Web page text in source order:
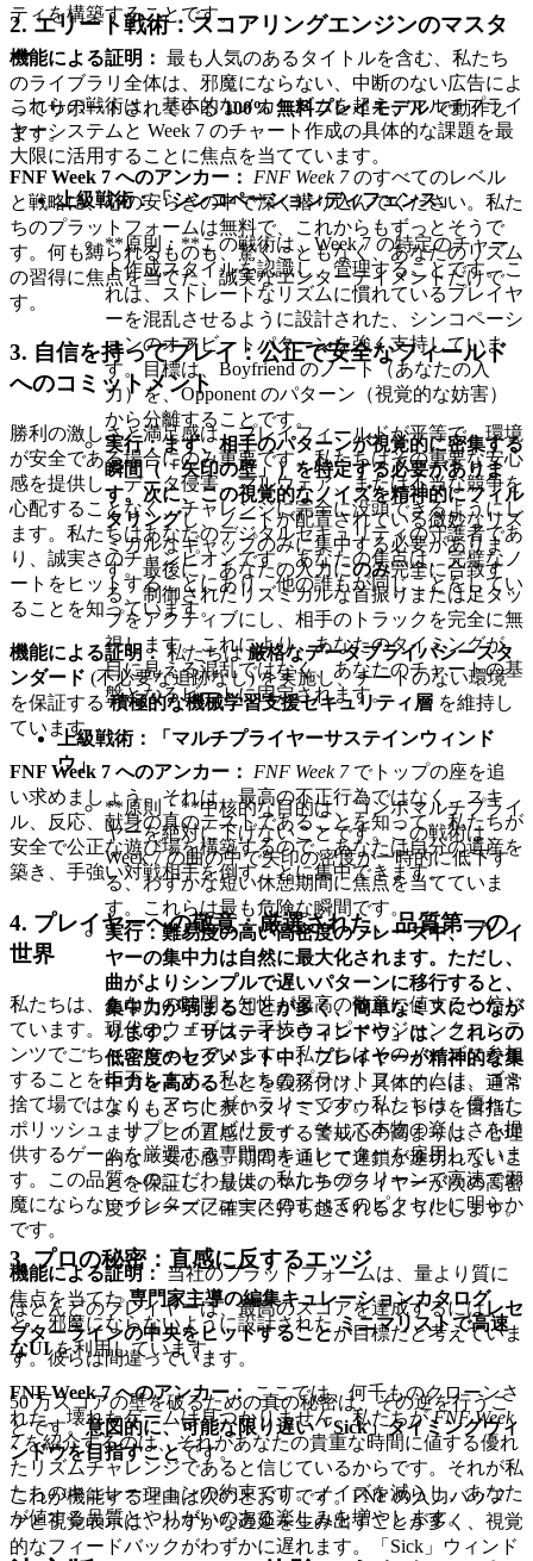
2. エリート戦術：スコアリングエンジンのマスタ
ー
これらの戦術は、基本的なメカニズムを超え、マルチプライ
ヤーシステムと Week 7 のチャート作成の具体的な課題を最
大限に活用することに焦点を当てています。
上級戦術：「シンコペーションディフェンス」
**原則：**この戦術は、Week 7 の特定のチャー
ト作成スタイルを認識し、管理することです。こ
れは、ストレートなリズムに慣れているプレイヤ
ーを混乱させるように設計された、シンコペーシ
ョンのオフビートパターンを強く支持していま
す。目標は、Boyfriend のノート（あなたの入
力）を、Opponent のパターン（視覚的な妨害）
から分離することです。
実行：まず、相手のパターンが視覚的に密集する
瞬間（「矢印の壁」）を特定する必要がありま
す。次に、この視覚的なノイズを精神的にフィル
タリングし、ノートが配置されている微妙なリズ
ミカルなギャップのみに集中する必要がありま
す。最後に、あなたの入力にのみ完全に合致す
る、制御されたリズミカルな首振りまたは足タッ
プをアクティブにし、相手のトラックを完全に無
視します。これにより、あなたのタイミングが、
目に見える混乱ではなく、あなたのチャートの基
盤となるビートに固定されます。
上級戦術：「マルチプライヤーサステインウィンド
ウ」
**原則：**中核的な目的は、コンボマルチプライ
ヤーを絶対に下げないことです。この戦術は、
Week 7 の曲の中で矢印の密度が一時的に低下す
る、わずかな短い休憩期間に焦点を当てていま
す。これらは最も危険な瞬間です。
実行：難易度の高い高密度のフレーズ中、プレイ
ヤーの集中力は自然に最大化されます。ただし、
曲がよりシンプルで遅いパターンに移行すると、
集中力が弱まることが多く、簡単なミスにつなが
ります。「サステインウィンドウ」は、これらの
低密度のセグメント中、プレイヤーが精神的な集
中力を高めることを義務付け、具体的には、通常
よりもさらに狭いタイミングウィンドウを目指し
ます。この直感に反する警戒心の高まりは、心理
的な「安心感」期間を通じて連鎖が途切れないこ
とを保証し、最大のマルチプライヤーが次の高密
度フレーズに確実に持ち越されるようにします。
3. プロの秘密：直感に反するエッジ
ほとんどのプレイヤーは、最高のスコアを達成するにはレセ
プターラインの中央をヒットすることが目標だと考えていま
す。彼らは間違っています。
50 万スコアの壁を破るための真の秘密は、その逆を行うこ
とです。意図的に、可能な限り遅い「Sick」タイミングウィ
ンドウを目指すことです。
これが機能する理由は次のとおりです。FNF の入力バッフ
ァと視覚表示は、わずかな遅延を生み出すことが多く、視覚
的なフィードバックがわずかに遅れます。「Sick」ウィンド
ティを構築することです。
機能による証明： 最も人気のあるタイトルを含む、私たち
のライブラリ全体は、邪魔にならない、中断のない広告によ
ってサポートされている100% 無料プレイモデルで動作し
ます。
FNF Week 7 へのアンカー： FNF Week 7のすべてのレベル
と戦略に、心の安らぎの中で深く潜り込んでください。私た
ちのプラットフォームは無料で、これからもずっとそうで
す。何も縛られるものも、驚くこともなく、あなたのリズム
の習得に焦点を当てた、誠実なエンターテイメントだけで
す。
3. 自信を持ってプレイ：公正で安全なフィールド
へのコミットメント
勝利の激しさと満足感は、プレイフィールドが平等で、環境
が安全である場合にのみ重要です。私たちはその重要な安心
感を提供し、データ侵害、マルウェア、または不当な競争を
心配することなく、チャレンジに完全に没頭できるようにし
ます。私たちはあなたのデジタルセキュリティの守護者であ
り、誠実さのチャンピオンです。あなたの焦点は、完璧なノ
ートをヒットすることにあり、他の誰もが同じことをしてい
ることを知っています。
機能による証明： 私たちは厳格なデータプライバシースタ
ンダード (不必要な追跡なし) を実施し、チートのない環境
を保証する積極的な機械学習支援セキュリティ層 を維持し
ています。
FNF Week 7 へのアンカー： FNF Week 7でトップの座を追
い求めましょう。それは、最高の不正行為ではなく、スキ
ル、反応、献身の真のテストであることを知って。私たちが
安全で公正な遊び場を構築するので、あなたは自分の遺産を
築き、手強い対戦相手を倒すことに集中できます。
4. プレイヤーへの敬意：厳選された、品質第一の
世界
私たちは、あなたの時間と知性が最高の敬意に値すると信じ
ています。現代のウェブは、手抜きコピーやジャンクコンテ
ンツでごちゃごちゃしています。私たちはそのノイズに参加
することを拒否します。私たちのプラットフォームは、ゴミ
捨て場ではなく、アートギャラリーです。私たちは、優れた
ポリッシュ、リプレイアビリティ、そして本物の楽しさを提
供するゲームを厳選する専門のキュレーターを雇用していま
す。この品質へのこだわりは、私たちのクリーンで高速で邪
魔にならないインターフェースのすべてのピクセルに明らか
です。
機能による証明： 当社のプラットフォームは、量より質に
焦点を当てた専門家主導の編集キュレーションカタログ
と、邪魔にならないように設計されたミニマリストで高速
なUIを利用しています。
FNF Week 7 へのアンカー：ここでは、何千ものクローンさ
れた、壊れたゲームは見つかりません。私たちがFNF Week
7を紹介するのは、それがあなたの貴重な時間に値する優れ
たリズムチャレンジであると信じているからです。それが私
たちのキュレーションの約束です。ノイズを減らし、あなた
が値する品質とやりがいのある楽しみを増やします。